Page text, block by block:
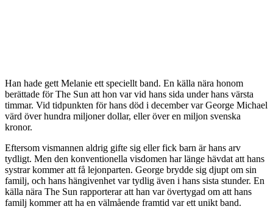
Han hade gett Melanie ett speciellt band. En källa nära honom
berättade för The Sun att hon var vid hans sida under hans värsta
timmar. Vid tidpunkten för hans död i december var George Michael
värd över hundra miljoner dollar, eller över en miljon svenska
kronor.
Eftersom vismannen aldrig gifte sig eller fick barn är hans arv
tydligt. Men den konventionella visdomen har länge hävdat att hans
systrar kommer att få lejonparten. George brydde sig djupt om sin
familj, och hans hängivenhet var tydlig även i hans sista stunder. En
källa nära The Sun rapporterar att han var övertygad om att hans
familj kommer att ha en välmående framtid var ett unikt band.